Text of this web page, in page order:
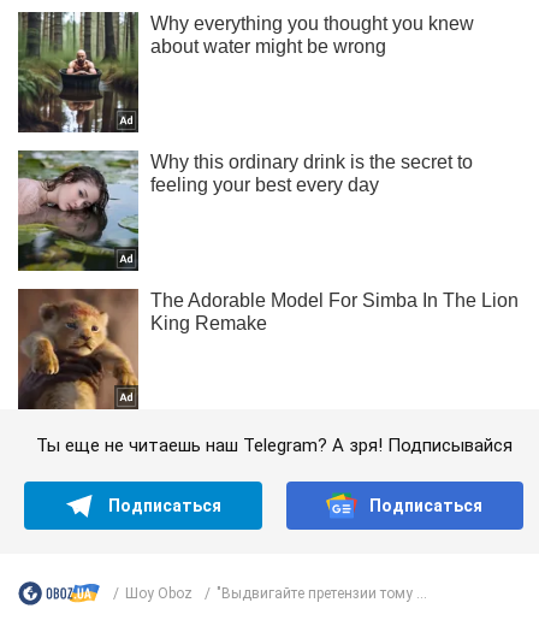
Ты еще не читаешь наш Telegram? А зря! Подписывайся
Подписаться Подписаться
Шоу Oboz "Выдвигайте претензии тому ...